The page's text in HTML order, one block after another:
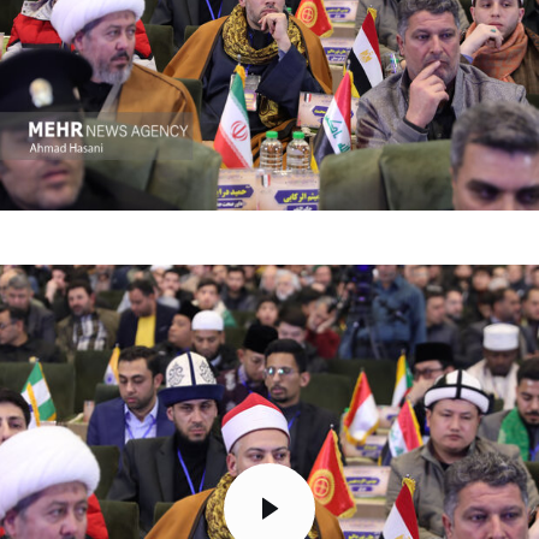
تک کده
پایگاه خبری آبان
خرید موتور ایمپلنت
نمایشگر
ویدیو